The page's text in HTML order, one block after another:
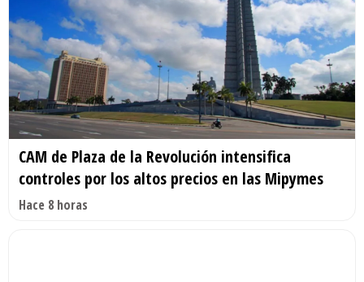
CAM de Plaza de la Revolución intensifica
controles por los altos precios en las Mipymes
Hace 8 horas